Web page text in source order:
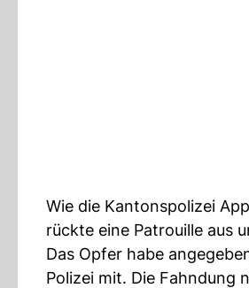
Wie die Kantonspolizei
rückte eine Patrouille aus
Das Opfer habe
Polizei mit. Die Fahndung